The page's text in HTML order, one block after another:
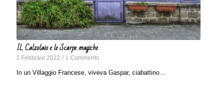
IL Calzolaio e le Scarpe magiche
1 Febbraio 2022 / 1 Commento
In un Villaggio Francese, viveva Gaspar, ciabattino…